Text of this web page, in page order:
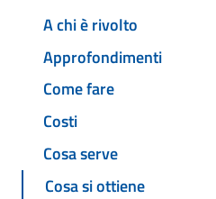
A chi è rivolto
Approfondimenti
Come fare
Costi
Cosa serve
Cosa si ottiene